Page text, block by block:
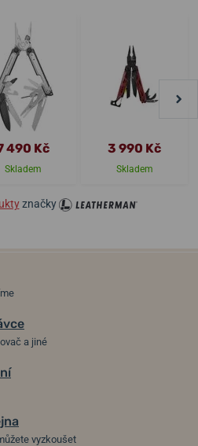
490 Kč
Skladem
3 990 Kč
Skladem
značky
a jiné
vyzkoušet